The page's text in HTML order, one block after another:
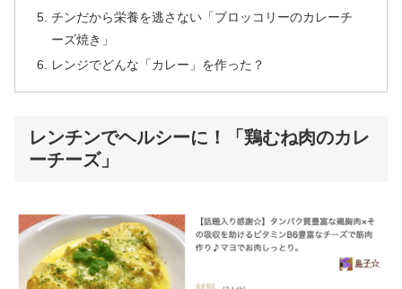
チンだから栄養を逃さない「ブロッコリーのカレーチ
ーズ焼き」
レンジでどんな「カレー」を作った？
レンチンでヘルシーに！「鶏むね肉のカレ
ーチーズ」